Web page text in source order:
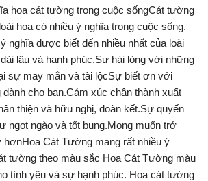
hoa cát tường trong cuộc sốngCát tường
hoa có nhiều ý nghĩa trong cuộc sống.
nghĩa được biết đến nhiều nhất của loài
lâu và hạnh phúc.Sự hài lòng với những
sự may mắn và tài lộcSự biết ơn với
cho bạn.Cảm xúc chân thành xuất
thiện và hữu nghị, đoàn kết.Sự quyến
ngọt ngào và tốt bụng.Mong muốn trở
Cát Tường mang rất nhiều ý
tường theo màu sắc Hoa Cát Tường màu
tình yêu và sự hạnh phúc. Hoa cát tường